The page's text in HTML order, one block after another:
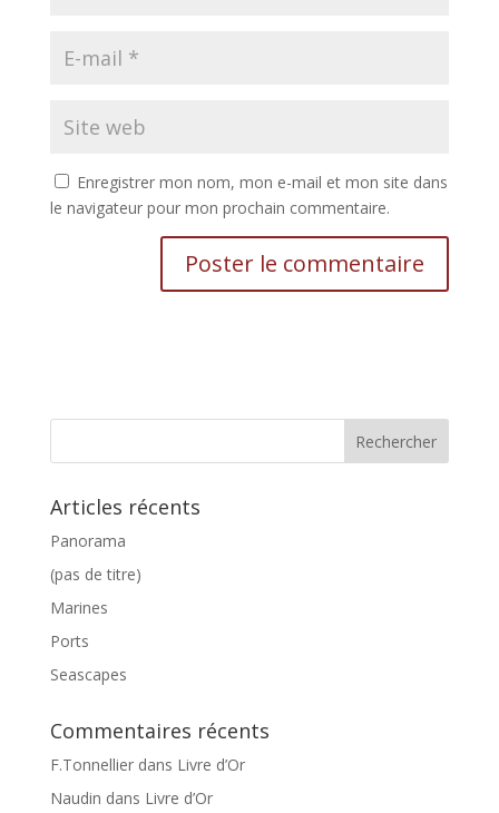
Enregistrer mon nom, mon e-mail et mon site dans
le navigateur pour mon prochain commentaire.
Articles récents
Panorama
(pas de titre)
Marines
Ports
Seascapes
Commentaires récents
F.Tonnellierdans Livre d’Or
Naudin dans Livre d’Or